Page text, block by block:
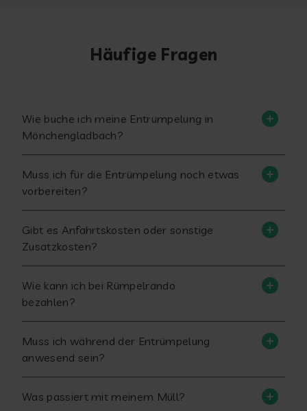
Häufige Fragen
Wie buche ich meine Entrümpelung in
Mönchengladbach?
Muss ich für die Entrümpelung noch etwas
vorbereiten?
Gibt es Anfahrtskosten oder sonstige
Zusatzkosten?
Wie kann ich bei Rümpelrando
bezahlen?
Muss ich während der Entrümpelung
anwesend sein?
Was passiert mit meinem Müll?